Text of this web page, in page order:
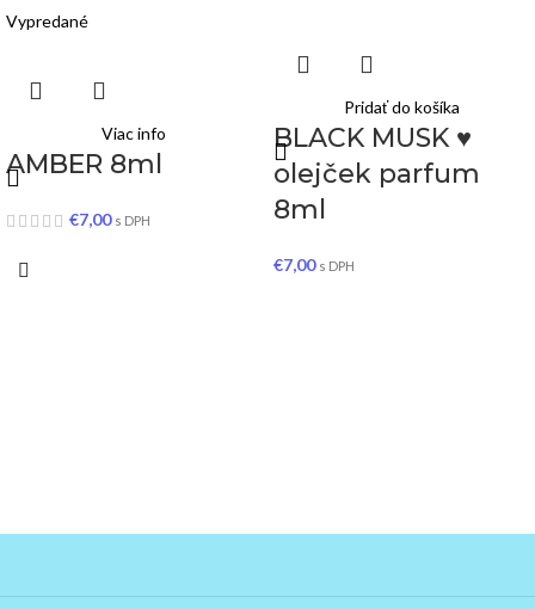
Vypredané
Viac info
AMBER 8ml
€7,00 s DPH
Pridať do košíka
BLACK MUSK ♥
olejček parfum
8ml
€7,00 s DPH